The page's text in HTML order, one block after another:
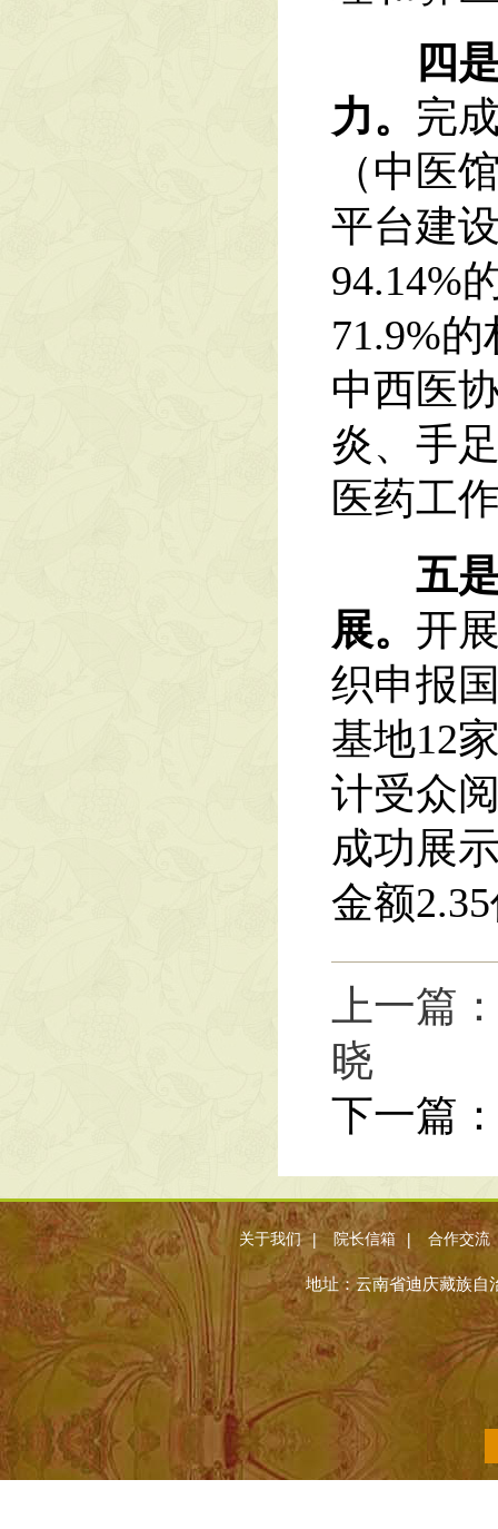
四是
力。 完
（中医
平台建
94.14%
71.9%
中西医
炎、手
医药工
五是
展。 开
织申报
基地12
计受众
成功展
金额
上一篇
晓
下一篇
关于我们 | 院长信箱 | 合作交流
地址：云南省迪庆藏族